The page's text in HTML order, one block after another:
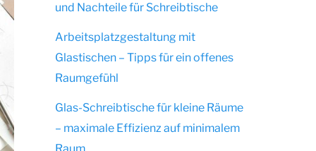
und Nachteile für Schreibtische
Arbeitsplatzgestaltung mit
Glastischen – Tipps für ein offenes
Raumgefühl
Glas-Schreibtische für kleine Räume
– maximale Effizienz auf minimalem